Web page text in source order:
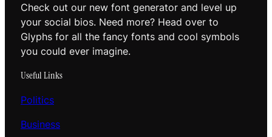
Check out our new font generator and level up
your social bios. Need more? Head over to
Glyphs for all the fancy fonts and cool symbols
you could ever imagine.
Useful Links
Politics
Business